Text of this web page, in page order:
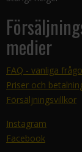
medier
FAQ - vanliga
Priser och
Försäljningsvillkor
Instagram
Facebook